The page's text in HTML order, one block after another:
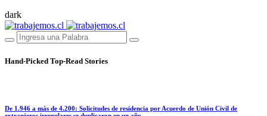
dark
Hand-Picked Top-Read Stories
De 1.946 a más de 4.200: Solicitudes de residencia por Acuerdo de Unión Civil de